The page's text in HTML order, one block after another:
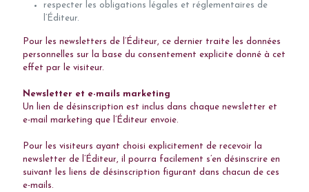
respecter les obligations légales et réglementaires de
l’Éditeur.
Pour les newsletters de l’Éditeur, ce dernier traite les données
personnelles sur la base du consentement explicite donné à cet
effet par le visiteur.
Newsletter et e-mails marketing
Un lien de désinscription est inclus dans chaque newsletter et
e-mail marketing que l’Éditeur envoie.
Pour les visiteurs ayant choisi explicitement de recevoir la
newsletter de l’Éditeur, il pourra facilement s’en désinscrire en
suivant les liens de désinscription figurant dans chacun de ces
e-mails.